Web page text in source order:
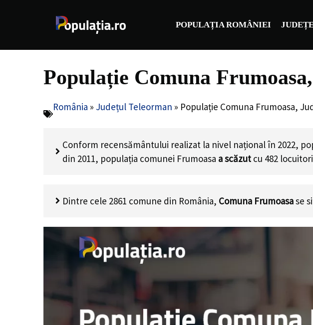
POPULAȚIA ROMÂNIEI
Populație Comuna
România » Județul Teleorman » Populație Comuna Frumoasa,
Conform recensământului realizat la nivel național în 2022,
din 2011, populația comunei Frumoasa a scăzut cu 482
Dintre cele 2861 comune din România, Comuna Frumoasase